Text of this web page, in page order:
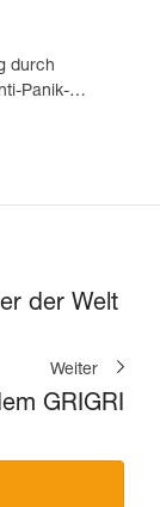
durch
Panik-
der Welt
Weiter
GRIGRI